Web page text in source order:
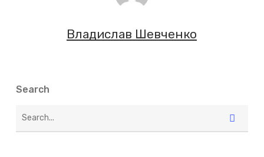
Владислав Шевченко
Search